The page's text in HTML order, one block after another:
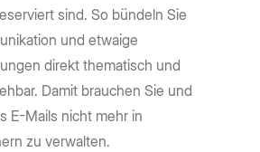
sind. So bündeln Sie
und etwaige
direkt thematisch und
Damit brauchen Sie und
E-Mails nicht mehr in
zu verwalten.